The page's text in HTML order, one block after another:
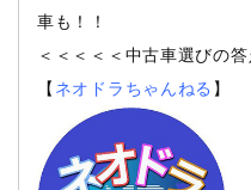
車も！！
＜＜＜＜＜中古車選びの
【 ネオドラちゃんねる 】